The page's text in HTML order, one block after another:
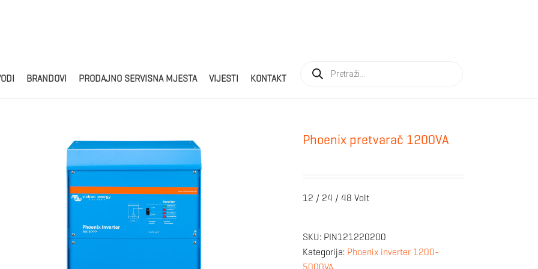
BRANDOVI PRODAJNO SERVISNA MJESTA VIJESTI KONTAKT
Products
search
Phoenix pretvarač 1200VA
12 / 24 / 48 Volt
SKU: PIN121220200
Kategorija: Phoenix inverter 1200-